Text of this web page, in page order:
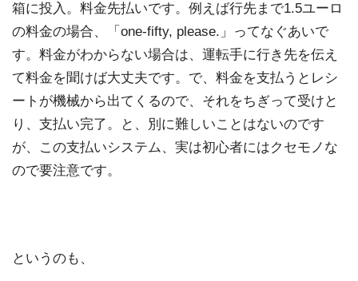
箱に投入。料金先払いです。例えば行先まで1.5ユーロ
の料金の場合、「one-fifty, please.」ってなぐあいで
す。料金がわからない場合は、運転手に行き先を伝え
て料金を聞けば大丈夫です。で、料金を支払うとレシ
ートが機械から出てくるので、それをちぎって受けと
り、支払い完了。と、別に難しいことはないのです
が、この支払いシステム、実は初心者にはクセモノな
ので要注意です。
というのも、